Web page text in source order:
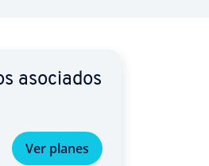
asociados
Ver planes